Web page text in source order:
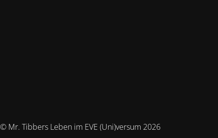
© Mr. Tibbers Leben im EVE (Uni)versum 2026